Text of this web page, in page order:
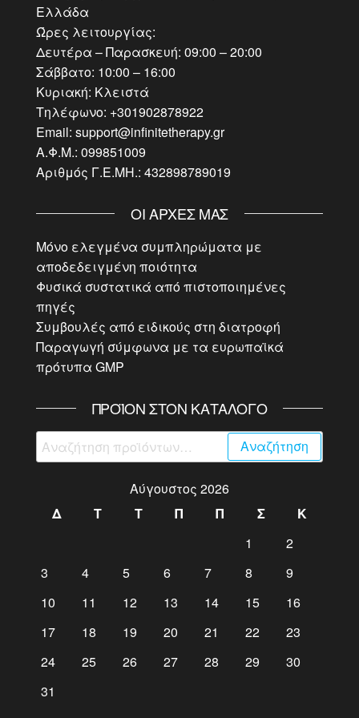
Ελλάδα
Ώρες λειτουργίας:
Δευτέρα – Παρασκευή: 09:00 – 20:00
Σάββατο: 10:00 – 16:00
Κυριακή: Κλειστά
Τηλέφωνο: +301902878922
Email: support@infinitetherapy.gr
Α.Φ.Μ.: 099851009
Αριθμός Γ.Ε.ΜΗ.: 432898789019
ΟΙ ΑΡΧΈΣ ΜΑΣ
Μόνο ελεγμένα συμπληρώματα με
αποδεδειγμένη ποιότητα
Φυσικά συστατικά από πιστοποιημένες
πηγές
Συμβουλές από ειδικούς στη διατροφή
Παραγωγή σύμφωνα με τα ευρωπαϊκά
πρότυπα GMP
ΠΡΟΪΌΝ ΣΤΟΝ ΚΑΤΆΛΟΓΟ
Αναζήτηση
για:
Αναζήτηση
Αύγουστος 2026
Δ
Τ Τ Π Π Σ
Κ
1
2
3
4 5 6 7 8
9
10
11 12 13 14 15
16
17
18 19 20 21 22
23
24
25 26 27 28 29
30
31